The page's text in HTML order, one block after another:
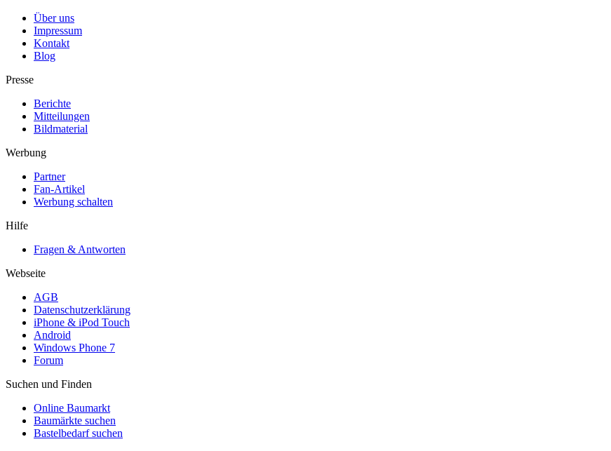
Über uns
Impressum
Kontakt
Blog
Presse
Berichte
Mitteilungen
Bildmaterial
Werbung
Partner
Fan-Artikel
Werbung schalten
Hilfe
Fragen & Antworten
Webseite
AGB
Datenschutzerklärung
iPhone & iPod Touch
Android
Windows Phone 7
Forum
Suchen und Finden
Online Baumarkt
Baumärkte suchen
Bastelbedarf suchen